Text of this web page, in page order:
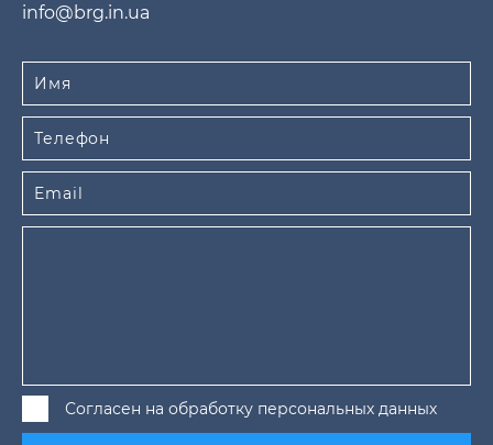
info@brg.in.ua
Согласен на обработку персональных данных